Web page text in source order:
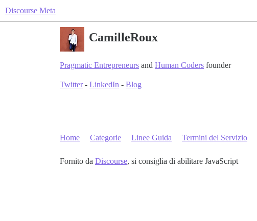
Discourse Meta
CamilleRoux
Pragmatic Entrepreneurs and Human Coders founder
Twitter- LinkedIn - Blog
Home Categorie Linee Guida Termini del Servizio
Fornito da Discourse, si consiglia di abilitare JavaScript